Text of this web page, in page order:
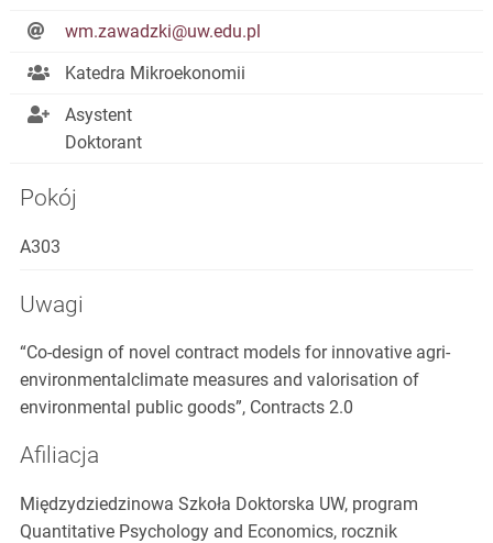
wm.zawadzki@uw.edu.pl
Katedra Mikroekonomii
Asystent
Doktorant
Pokój
A303
Uwagi
“Co-design of novel contract models for innovative agri-
environmentalclimate measures and valorisation of
environmental public goods”, Contracts 2.0
Afiliacja
Międzydziedzinowa Szkoła Doktorska UW, program
Quantitative Psychology and Economics, rocznik